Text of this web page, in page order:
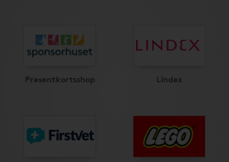
Presentkortsshop Lindex